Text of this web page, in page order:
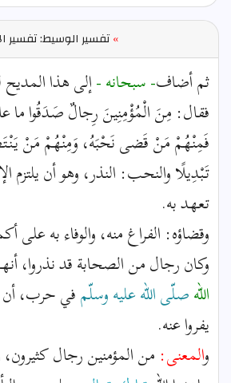
»تفسير الوسيط: تفسير
ثم أضاف- سبحانه -إلى هذا
فقال: مِنَ الْمُؤْمِنِينَ رِجالٌ صَدَقُوا ما
فَمِنْهُمْ مَنْ قَضى نَحْبَهُ، وَمِنْهُمْ مَنْ
تَبْدِيلًا والنحب: النذر، وهو أن يلتزم
تعهد به.
وقضاؤه: الفراغ منه، والوفاء به على
وكان رجال من الصحابة قد نذروا،
اللهصلّى الله عليه وسلّمفي حرب، أن
يفروا عنه.
والمعنى: من المؤمنين رجال كثيرون،